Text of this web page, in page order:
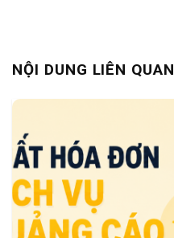
NỘI DUNG LIÊN QUAN